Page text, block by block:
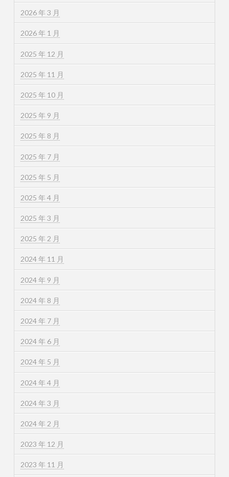
2026 年 3 月
2026 年 1 月
2025 年 12 月
2025 年 11 月
2025 年 10 月
2025 年 9 月
2025 年 8 月
2025 年 7 月
2025 年 5 月
2025 年 4 月
2025 年 3 月
2025 年 2 月
2024 年 11 月
2024 年 9 月
2024 年 8 月
2024 年 7 月
2024 年 6 月
2024 年 5 月
2024 年 4 月
2024 年 3 月
2024 年 2 月
2023 年 12 月
2023 年 11 月